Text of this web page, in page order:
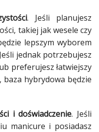
. Jeśli planujesz
takiej jak wesele czy
lepszym wyborem
jednak potrzebujesz
preferujesz łatwiejszy
hybrydowa będzie
i doświadczenie. Jeśli
manicure i posiadasz